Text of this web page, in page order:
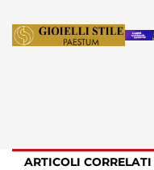
ARTICOLI CORRELATI